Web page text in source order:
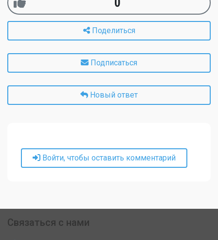
Поделиться
Подписаться
Новый ответ
Войти, чтобы оставить комментарий
Связаться с нами